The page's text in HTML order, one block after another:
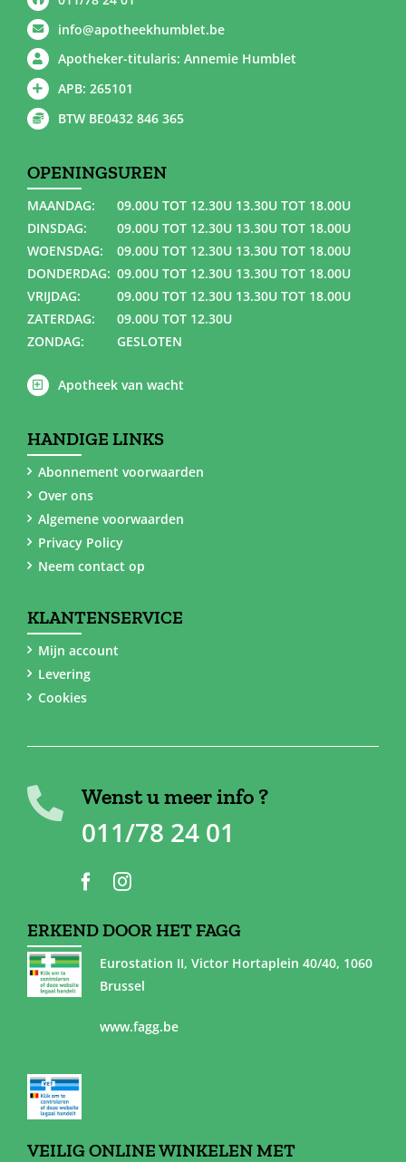
info@apotheekhumblet.be
Apotheker-titularis: Annemie Humblet
APB: 265101
BTW BE0432 846 365
OPENINGSUREN
MAANDAG:
09.00U TOT 12.30U 13.30U TOT 18.00U
DINSDAG:
09.00U TOT 12.30U 13.30U TOT 18.00U
WOENSDAG:
09.00U TOT 12.30U 13.30U TOT 18.00U
DONDERDAG: 09.00U TOT 12.30U 13.30U TOT 18.00U
VRIJDAG:
09.00U TOT 12.30U 13.30U TOT 18.00U
ZATERDAG:
09.00U TOT 12.30U
ZONDAG:
GESLOTEN
Apotheek van wacht
HANDIGE LINKS
Abonnement voorwaarden
Over ons
Algemene voorwaarden
Privacy Policy
Neem contact op
KLANTENSERVICE
Mijn account
Levering
Cookies
Wenst u meer info ?
011/78 24 01
ERKEND DOOR HET FAGG
Eurostation II, Victor Hortaplein 40/40, 1060
Brussel
www.fagg.be
VEILIG ONLINE WINKELEN MET